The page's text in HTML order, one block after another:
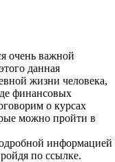
очень важной
данная
жизни человека,
финансовых
о курсах
можно пройти в
информацией
по ссылке.